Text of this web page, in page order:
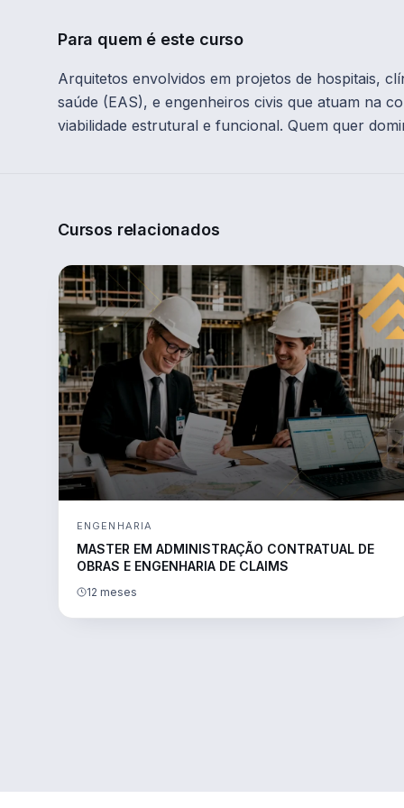
Para quem é este curso
Arquitetos envolvidos em projetos de hospitais,
saúde (EAS), e engenheiros civis que atuam na
viabilidade estrutural e funcional. Quem quer
Cursos relacionados
ENGENHARIA
MASTER EM ADMINISTRAÇÃO CONTRATUAL DE
OBRAS E ENGENHARIA DE CLAIMS
12 meses